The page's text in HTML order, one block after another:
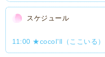
スケジュール
11:00 ★cocoI'll（ここいる